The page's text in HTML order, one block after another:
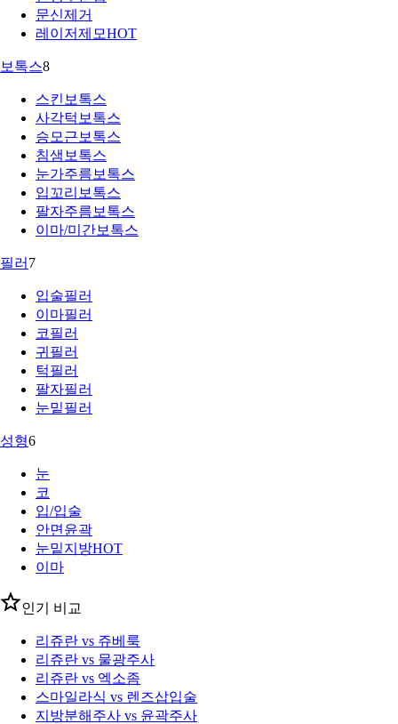
문신제거
레이저제모HOT
보톡스8
스킨보톡스
사각턱보톡스
승모근보톡스
침샘보톡스
눈가주름보톡스
입꼬리보톡스
팔자주름보톡스
이마/미간보톡스
필러 7
입술필러
이마필러
코필러
귀필러
턱필러
팔자필러
눈밑필러
성형6
눈
코
입/입술
안면윤곽
눈밑지방HOT
이마
인기 비교
리쥬란 vs 쥬베룩
리쥬란 vs 물광주사
리쥬란 vs 엑소좀
스마일라식 vs 렌즈삽입술
지방분해주사 vs 윤곽주사